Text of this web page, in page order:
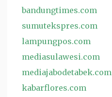
bandungtimes.com
sumutekspres.com
lampungpos.com
mediasulawesi.com
mediajabodetabek.com
kabarflores.com